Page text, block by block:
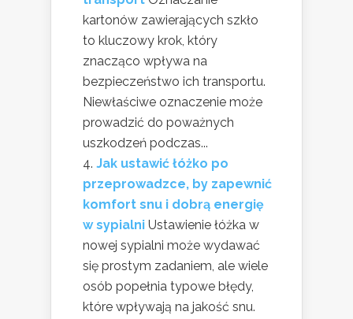
kartonów zawierających szkło
to kluczowy krok, który
znacząco wpływa na
bezpieczeństwo ich transportu.
Niewłaściwe oznaczenie może
prowadzić do poważnych
uszkodzeń podczas...
Jak ustawić łóżko po
przeprowadzce, by zapewnić
komfort snu i dobrą energię
w sypialni Ustawienie łóżka w
nowej sypialni może wydawać
się prostym zadaniem, ale wiele
osób popełnia typowe błędy,
które wpływają na jakość snu.